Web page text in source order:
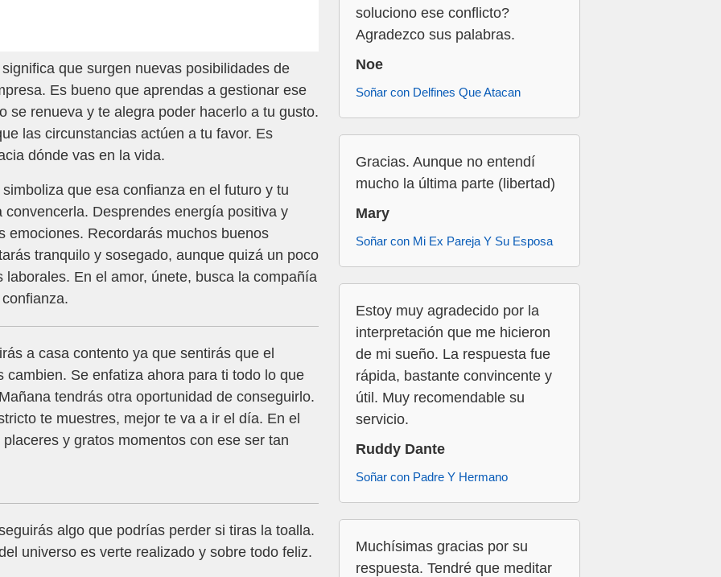
que surgen nuevas posibilidades de
Es bueno que aprendas a gestionar ese
se renueva y te alegra poder hacerlo a tu gusto.
las circunstancias actúen a tu favor. Es
dónde vas en la vida.
que esa confianza en el futuro y tu
Desprendes energía positiva y
emociones. Recordarás muchos buenos
tranquilo y sosegado, aunque quizá un poco
En el amor, únete, busca la compañía
a casa contento ya que sentirás que el
cambien. Se enfatiza ahora para ti todo lo que
tendrás otra oportunidad de conseguirlo.
te muestres, mejor te va a ir el día. En el
y gratos momentos con ese ser tan
algo que podrías perder si tiras la toalla.
universo es verte realizado y sobre todo feliz.
soluciono ese conflicto?
Agradezco sus palabras.
Noe
Soñar con Delfines Que Atacan
Gracias. Aunque no entendí
mucho la última parte (libertad)
Mary
Soñar con Mi Ex Pareja Y Su Esposa
Estoy muy agradecido por la
interpretación que me hicieron
de mi sueño. La respuesta fue
rápida, bastante convincente y
útil. Muy recomendable su
servicio.
Ruddy Dante
Soñar con Padre Y Hermano
Muchísimas gracias por su
respuesta. Tendré que meditar